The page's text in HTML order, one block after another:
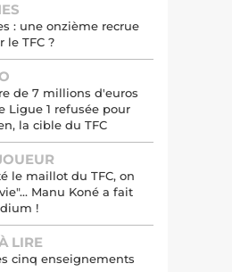
: une onzième recrue
le TFC ?
de 7 millions d'euros
Ligue 1 refusée pour
la cible du TFC
le maillot du TFC, on
Manu Koné a fait
!
LIRE
cinq enseignements